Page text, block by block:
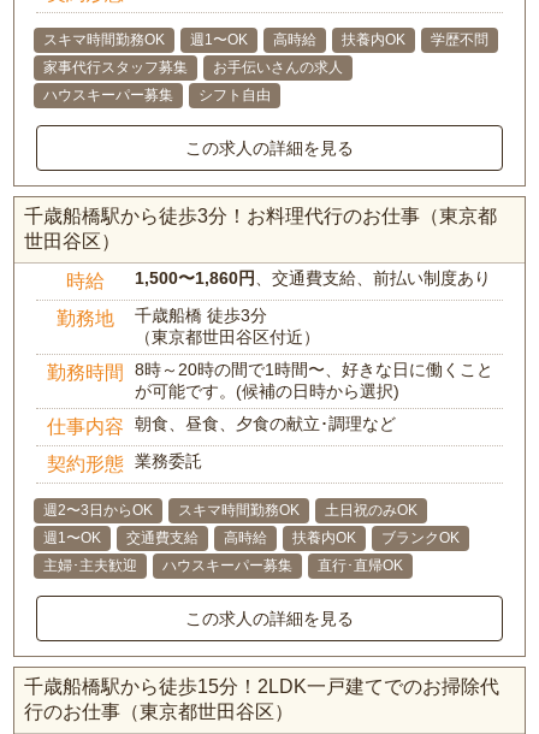
スキマ時間勤務OK 週1〜OK 高時給 扶養内OK
学歴不問
家事代行スタッフ募集
お手伝いさんの求人
ハウスキーパー募集
シフト自由
この求人の詳細を見る
千歳船橋駅から徒歩3分！お料理代行のお仕事（東京都
世田谷区）
時給 1,500〜1,860円 、交通費支給、前払い制度あり
勤務地
千歳船橋 徒歩3分
（東京都世田谷区付近）
勤務時間
8時～20時の間で1時間〜、好きな日に働くこと
が可能です。(候補の日時から選択)
仕事内容 朝食、昼食、夕食の献立･調理など
契約形態 業務委託
週2〜3日からOK スキマ時間勤務OK
土日祝のみOK
週1〜OK
交通費支給 高時給 扶養内OK
ブランクOK
主婦･主夫歓迎
ハウスキーパー募集 直行･直帰OK
この求人の詳細を見る
千歳船橋駅から徒歩15分！2LDK一戸建てでのお掃除代
行のお仕事（東京都世田谷区）